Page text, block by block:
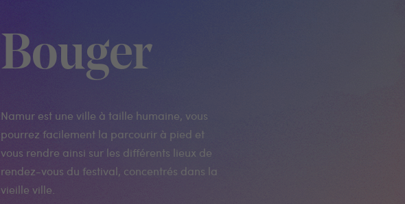
Bouger
Namur est une ville à taille humaine, vous
pourrez facilement la parcourir à pied et
vous rendre ainsi sur les différents lieux de
rendez-vous du festival, concentrés dans la
vieille ville.